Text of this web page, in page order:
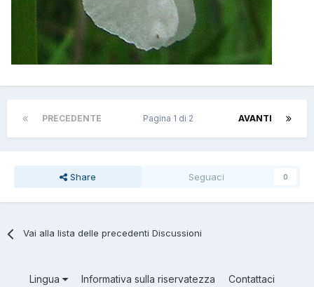
PRECEDENTE AVANTI
Pagina 1 di 2
Share Seguaci 0
Vai alla lista delle precedenti Discussioni
Lingua Informativa sulla riservatezza Contattaci